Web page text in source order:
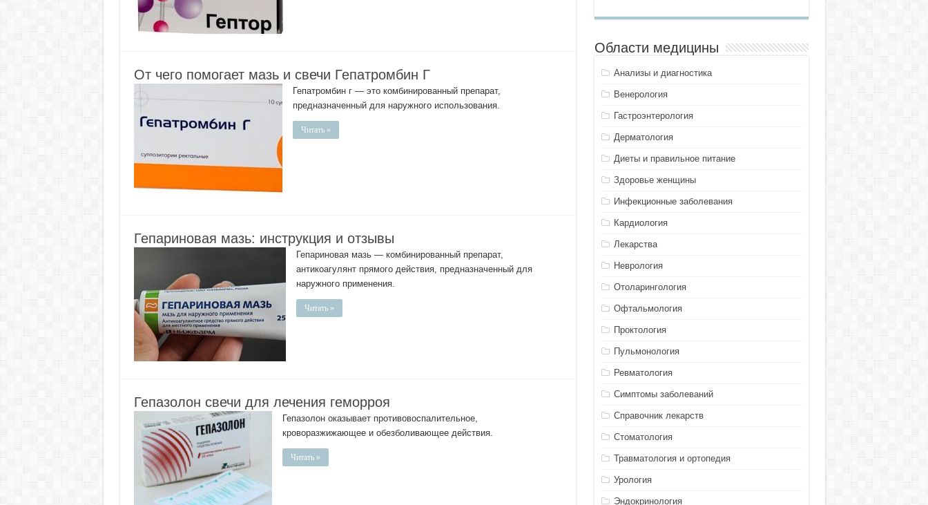
От чего помогает мазь и свечи Гепатромбин Г
Гепатромбин г — это комбинированный препарат,
предназначенный для наружного использования.
Читать »
Гепариновая мазь: инструкция и отзывы
Гепариновая мазь — комбинированный препарат,
антикоагулянт прямого действия, предназначенный для
наружного применения.
Читать »
Гепазолон свечи для лечения геморроя
Гепазолон оказывает противовоспалительное,
кроворазжижающее и обезболивающее действия.
Читать »
Области медицины
Анализы и диагностика
Венерология
Гастроэнтерология
Дерматология
Диеты и правильное питание
Здоровье женщины
Инфекционные заболевания
Кардиология
Лекарства
Неврология
Отоларингология
Офтальмология
Проктология
Пульмонология
Ревматология
Симптомы заболеваний
Справочник лекарств
Стоматология
Травматология и ортопедия
Урология
Эндокринология